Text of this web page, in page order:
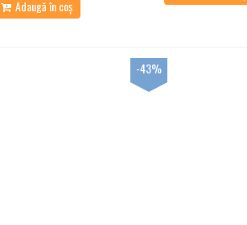
Adaugă în coș
-43%